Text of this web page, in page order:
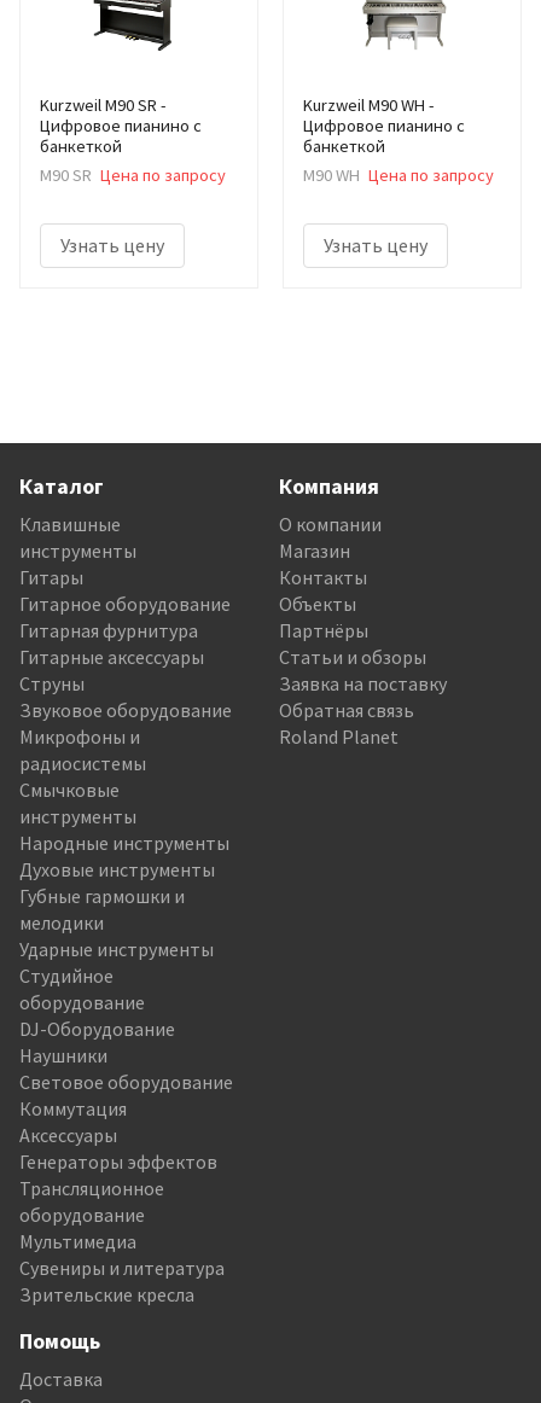
Kurzweil M90 SR -
Цифровое пианино с
банкеткой
M90 SR Цена по запросу
Узнать цену
Kurzweil M90 WH -
Цифровое пианино c
банкеткой
M90 WH Цена по запросу
Узнать цену
Каталог
Клавишные
инструменты
Гитары
Гитарное оборудование
Гитарная фурнитура
Гитарные аксессуары
Струны
Звуковое оборудование
Микрофоны и
радиосистемы
Смычковые
инструменты
Народные инструменты
Духовые инструменты
Губные гармошки и
мелодики
Ударные инструменты
Студийное
оборудование
DJ-Оборудование
Наушники
Световое оборудование
Коммутация
Аксессуары
Генераторы эффектов
Трансляционное
оборудование
Мультимедиа
Сувениры и литература
Зрительские кресла
Компания
О компании
Магазин
Контакты
Объекты
Партнёры
Статьи и обзоры
Заявка на поставку
Обратная связь
Roland Planet
Помощь
Доставка